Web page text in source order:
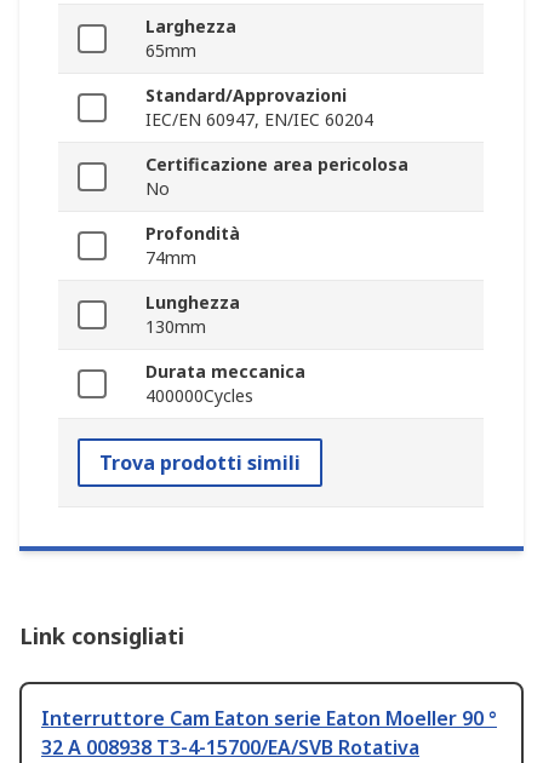
Larghezza
65mm
Standard/Approvazioni
IEC/EN 60947, EN/IEC 60204
Certificazione area pericolosa
No
Profondità
74mm
Lunghezza
130mm
Durata meccanica
400000Cycles
Trova prodotti simili
Link consigliati
Interruttore Cam Eaton serie Eaton Moeller 90 °
32 A 008938 T3-4-15700/EA/SVB Rotativa